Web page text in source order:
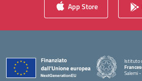
App Store
Istituto
Salemi